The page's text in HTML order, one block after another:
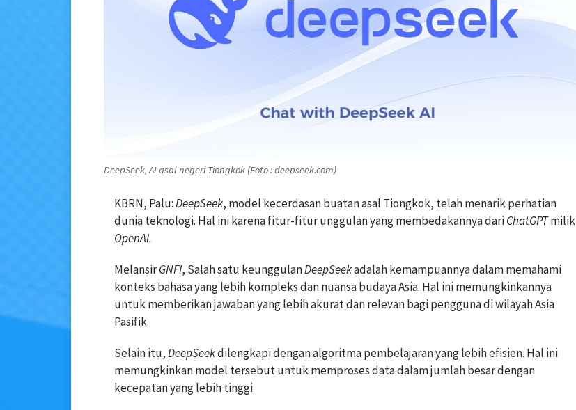
DeepSeek, AI asal negeri Tiongkok (Foto : deepseek.com)
KBRN, Palu:DeepSeek, model kecerdasan buatan asal Tiongkok, telah menarik perhatian
dunia teknologi. Hal ini karena fitur-fitur unggulan yang membedakannya dariChatGPTmilik
OpenAI.
MelansirGNFI, Salah satu keunggulanDeepSeekadalah kemampuannya dalam memahami
konteks bahasa yang lebih kompleks dan nuansa budaya Asia. Hal ini memungkinkannya
untuk memberikan jawaban yang lebih akurat dan relevan bagi pengguna di wilayah Asia
Pasifik.
Selain itu,DeepSeekdilengkapi dengan algoritma pembelajaran yang lebih efisien. Hal ini
memungkinkan model tersebut untuk memproses data dalam jumlah besar dengan
kecepatan yang lebih tinggi.